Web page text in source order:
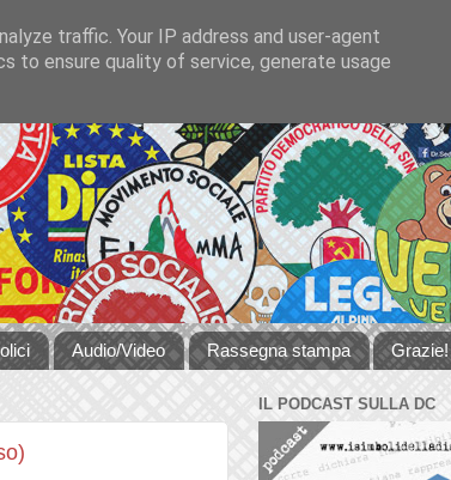
Audio/Video Rassegna stampa Grazie!
IL PODCAST SULLA DC
traffic. Your IP address and user-agent
to ensure quality of service, generate usage